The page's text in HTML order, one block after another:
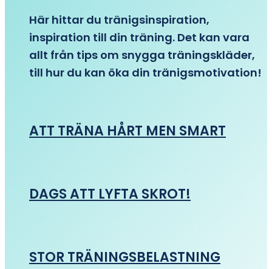
Här hittar du tränigsinspiration,
inspiration till din träning. Det kan vara
allt från tips om snygga träningskläder,
till hur du kan öka din tränigsmotivation!
ATT TRÄNA HÅRT MEN SMART
DAGS ATT LYFTA SKROT!
STOR TRÄNINGSBELASTNING